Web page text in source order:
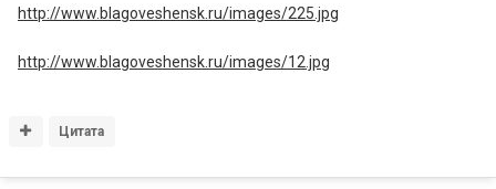
http://www.blagoveshensk.ru/images/225.jpg
http://www.blagoveshensk.ru/images/12.jpg
Цитата